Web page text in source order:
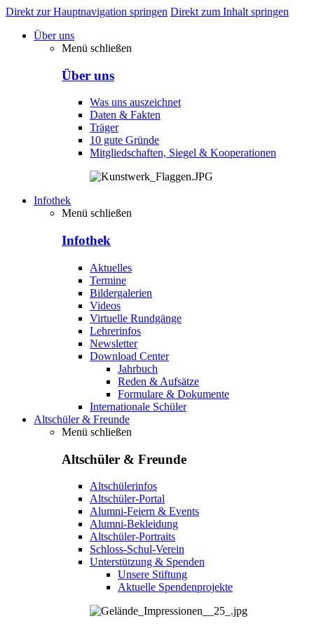
Direkt zur Hauptnavigation springen Direkt zum Inhalt springen
Über uns
Menü schließen
Über uns
Was uns auszeichnet
Daten & Fakten
Träger
10 gute Gründe
Mitgliedschaften, Siegel & Kooperationen
Infothek
Menü schließen
Infothek
Aktuelles
Termine
Bildergalerien
Videos
Virtuelle Rundgänge
Lehrerinfos
Newsletter
Download Center
Jahrbuch
Reden & Aufsätze
Formulare & Dokumente
Internationale Schüler
Altschüler & Freunde
Menü schließen
Altschüler & Freunde
Altschülerinfos
Altschüler-Portal
Alumni-Feiern & Events
Alumni-Bekleidung
Altschüler-Portraits
Schloss-Schul-Verein
Unterstützung & Spenden
Unsere Stiftung
Aktuelle Spendenprojekte